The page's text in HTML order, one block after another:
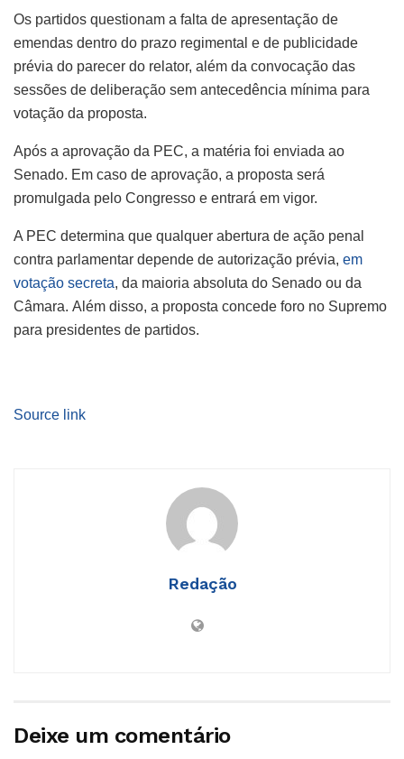
Os partidos questionam a falta de apresentação de
emendas dentro do prazo regimental e de publicidade
prévia do parecer do relator, além da convocação das
sessões de deliberação sem antecedência mínima para
votação da proposta.
Após a aprovação da PEC, a matéria foi enviada ao
Senado. Em caso de aprovação, a proposta será
promulgada pelo Congresso e entrará em vigor.
A PEC determina que qualquer abertura de ação penal
contra parlamentar depende de autorização prévia, em
votação secreta, da maioria absoluta do Senado ou da
Câmara. Além disso, a proposta concede foro no Supremo
para presidentes de partidos.
Source link
Redação
Deixe um comentário